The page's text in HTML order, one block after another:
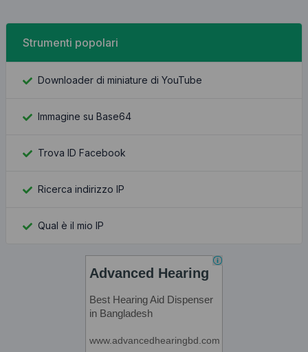
Strumenti popolari
Downloader di miniature di YouTube
Immagine su Base64
Trova ID Facebook
Ricerca indirizzo IP
Qual è il mio IP